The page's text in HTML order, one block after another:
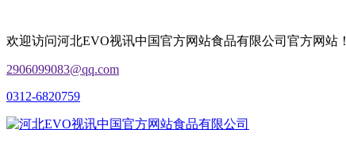
欢迎访问河北EVO视讯中国官方网站食品有限公司官方网站！
2906099083@qq.com
0312-6820759